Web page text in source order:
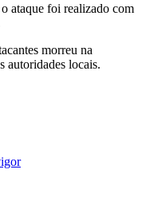
ataque foi realizado com
morreu na
autoridades locais.